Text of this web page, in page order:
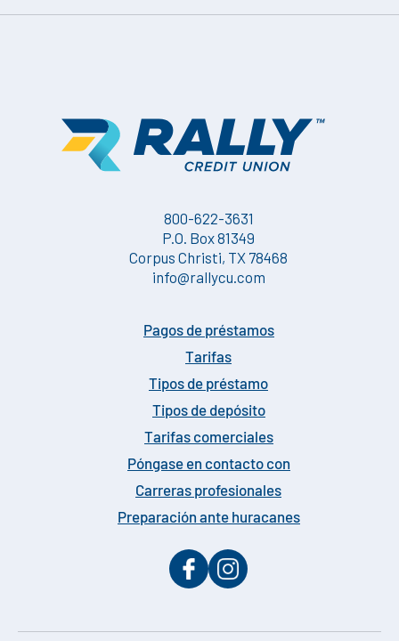
800-622-3631
P.O. Box 81349
Corpus Christi, TX 78468
info@rallycu.com
Pagos de préstamos
Tarifas
Tipos de préstamo
Tipos de depósito
Tarifas comerciales
Póngase en contacto con
Carreras profesionales
Preparación ante huracanes